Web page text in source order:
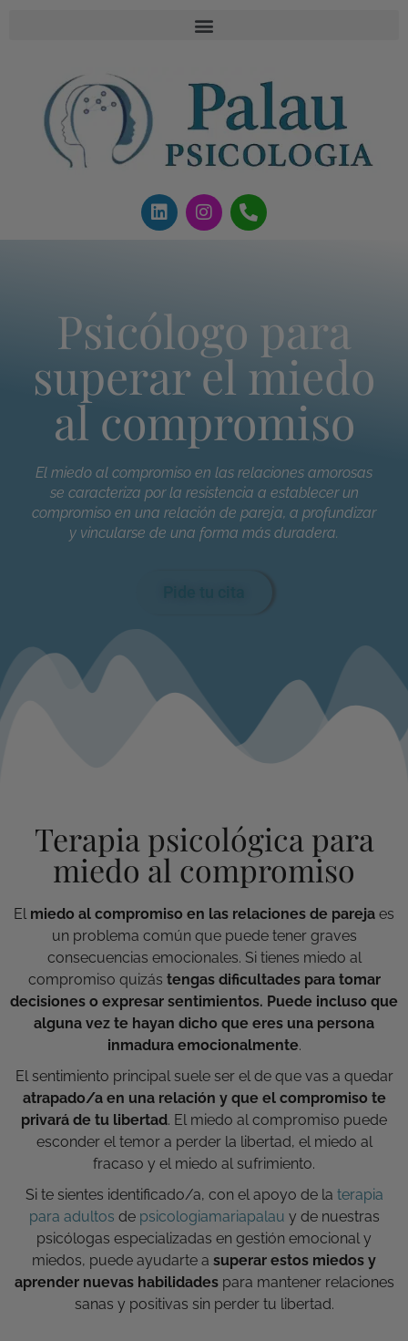
Psicólogo para
superar el miedo
al compromiso
El miedo al compromiso en las relaciones amorosas
se caracteriza por la resistencia a establecer un
compromiso en una relación de pareja, a profundizar
y vincularse de una forma más duradera.
Terapia psicológica para
miedo al compromiso
El miedo al compromiso en las relaciones de pareja es
un problema común que puede tener graves
consecuencias emocionales. Si tienes miedo al
compromiso quizás tengas dificultades para tomar
decisiones o expresar sentimientos. Puede incluso que
alguna vez te hayan dicho que eres una persona
inmaduraemocionalmente.
El sentimiento principal suele ser el de que vas a quedar
atrapado/a en una relación y que el compromiso te
privará de tu libertad. El miedo al compromiso puede
esconder el temor a perder la libertad, el miedo al
fracaso y el miedo al sufrimiento.
Si te sientes identificado/a, con el apoyo de la terapia
para adultos de psicologiamariapalau y de nuestras
psicólogas especializadas en gestión emocional y
miedos, puede ayudarte a superar estos miedos y
aprender nuevas habilidadespara mantener relaciones
sanas y positivas sin perder tu libertad.